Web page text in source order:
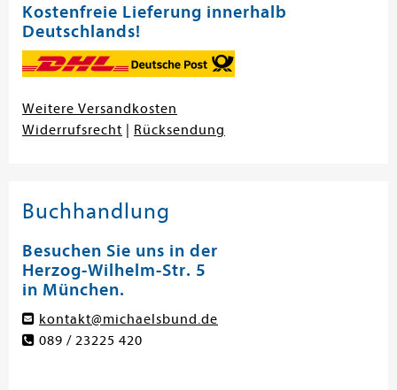
Kostenfreie Lieferung innerhalb
Deutschlands!
Weitere Versandkosten
Widerrufsrecht
Rücksendung
Buchhandlung
Besuchen Sie uns in der
Herzog-Wilhelm-Str. 5
in München.
kontakt@michaelsbund.de
089 / 23225 420